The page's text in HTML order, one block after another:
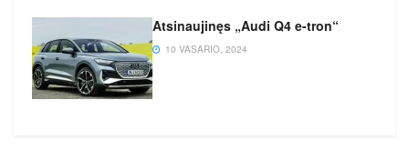
Atsinaujinęs „Audi Q4 e-tron“
10 VASARIO, 2024